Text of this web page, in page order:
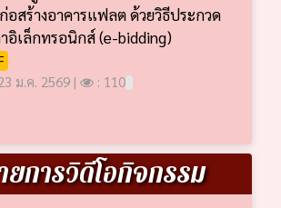
อสร้างอาคารแฟลต ด้วยวิธีประกวด
อิเล็กทรอนิกส์ (e-bidding)
ม.ค. 2569 |
: 110
การวิดีโอกิจกรรม